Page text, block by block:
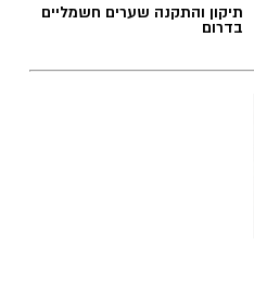
תוצאות הבחירות 2024 לראשות העיר נס ציונה
העיר
תיקון והתקנה שערים חשמליים
בדרום